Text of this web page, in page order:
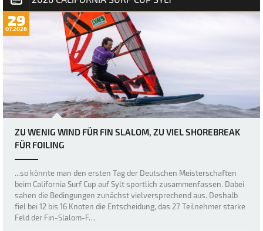
29
07.2026
ZU WENIG WIND FÜR FIN SLALOM, ZU VIEL SHOREBREAK
FÜR FOILING
...so könnte man den ersten Tag der Deutschen Meisterschaften
beim California Surf Cup auf Sylt sportlich zusammenfassen. Dabei
sahen die Bedingungen zunächst vielversprechend aus. Deshalb
fiel bei 12 bis 16 Knoten die Entscheidung, das 27 Teilnehmer starke
Feld der Fin-Slalom-F…